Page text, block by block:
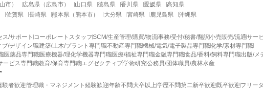
市） 広島県 （ 広島市） 山口県 徳島県 香川県 愛媛県 高知県
佐賀県 長崎県 熊本県 （熊本市） 大分県 宮崎県 鹿児島県 沖縄県
/サポート コーポレートスタッフSCM/生産管理/購買/物流事務/受付/秘書/翻訳小売販売/流通サー
ブ/デザイン職建築/土木/プラント専門職不動産専門職機械/電気/電子製品専門職化学/素材専門職
医薬品専門職 医療機器/理化学機器専門職 医療/福祉専門職金融専門職食品/香料/飼料専門職出版/メ
ービス専門職教育/保育専門職エグゼクティブ学術研究公務員/団体職員/農林水産
験者歓迎管理職・マネジメント経験歓迎年齢不問 大卒以上学歴不問第二新卒歓迎 既卒歓迎 フリー